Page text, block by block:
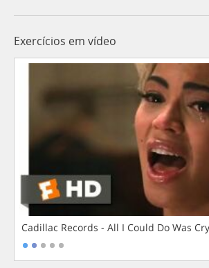
Exercícios em vídeo
Cadillac Records - All I Could Do Was